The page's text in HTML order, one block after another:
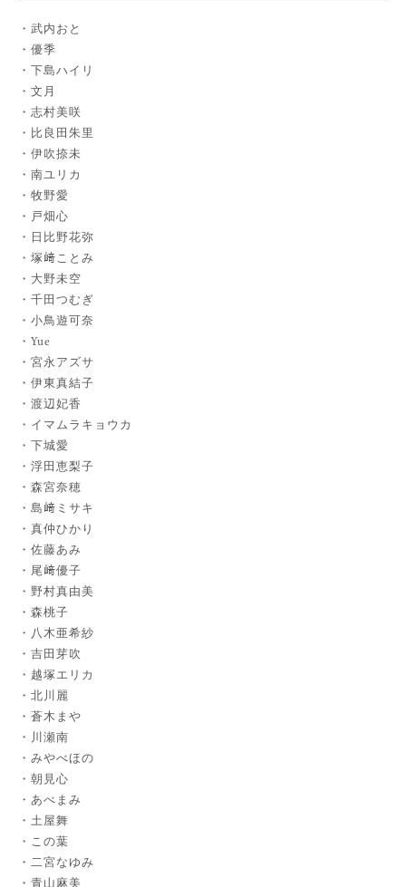
武内おと
優季
下島ハイリ
文月
志村美咲
比良田朱里
伊吹捺未
南ユリカ
牧野愛
戸畑心
日比野花弥
塚﨑ことみ
大野未空
千田つむぎ
小鳥遊可奈
Yue
宮永アズサ
伊東真結子
渡辺妃香
イマムラキョウカ
下城愛
浮田恵梨子
森宮奈穂
島﨑ミサキ
真仲ひかり
佐藤あみ
尾﨑優子
野村真由美
森桃子
八木亜希紗
吉田芽吹
越塚エリカ
北川麗
蒼木まや
川瀬南
みやべほの
朝見心
あべまみ
土屋舞
この葉
二宮なゆみ
青山麻美